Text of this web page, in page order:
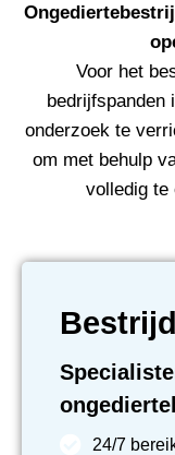
Voor het
bedrijfspanden
onderzoek te
om met behulp
volledig te
24/7